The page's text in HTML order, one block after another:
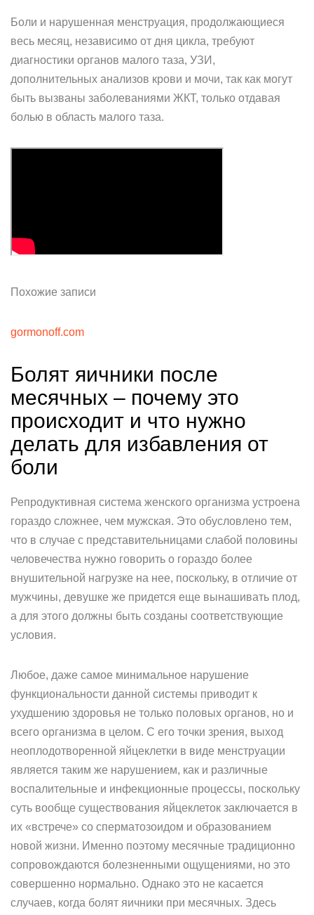
Боли и нарушенная менструация, продолжающиеся
весь месяц, независимо от дня цикла, требуют
диагностики органов малого таза, УЗИ,
дополнительных анализов крови и мочи, так как могут
быть вызваны заболеваниями ЖКТ, только отдавая
болью в область малого таза.
Похожие записи
gormonoff.com
Болят яичники после
месячных – почему это
происходит и что нужно
делать для избавления от
боли
Репродуктивная система женского организма устроена
гораздо сложнее, чем мужская. Это обусловлено тем,
что в случае с представительницами слабой половины
человечества нужно говорить о гораздо более
внушительной нагрузке на нее, поскольку, в отличие от
мужчины, девушке же придется еще вынашивать плод,
а для этого должны быть созданы соответствующие
условия.
Любое, даже самое минимальное нарушение
функциональности данной системы приводит к
ухудшению здоровья не только половых органов, но и
всего организма в целом. С его точки зрения, выход
неоплодотворенной яйцеклетки в виде менструации
является таким же нарушением, как и различные
воспалительные и инфекционные процессы, поскольку
суть вообще существования яйцеклеток заключается в
их «встрече» со сперматозоидом и образованием
новой жизни. Именно поэтому месячные традиционно
сопровождаются болезненными ощущениями, но это
совершенно нормально. Однако это не касается
случаев, когда болят яичники при месячных. Здесь